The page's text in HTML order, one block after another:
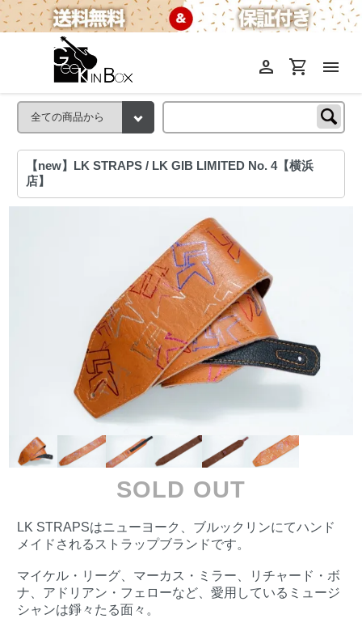
menu
shopping_cart
person
【new】LK STRAPS / LK GIB LIMITED No. 4【横浜
店】
SOLD OUT
LK STRAPSはニューヨーク、ブルックリンにてハンド
メイドされるストラップブランドです。
マイケル・リーグ、マーカス・ミラー、リチャード・ボ
ナ、アドリアン・フェローなど、愛用しているミュージ
シャンは錚々たる面々。